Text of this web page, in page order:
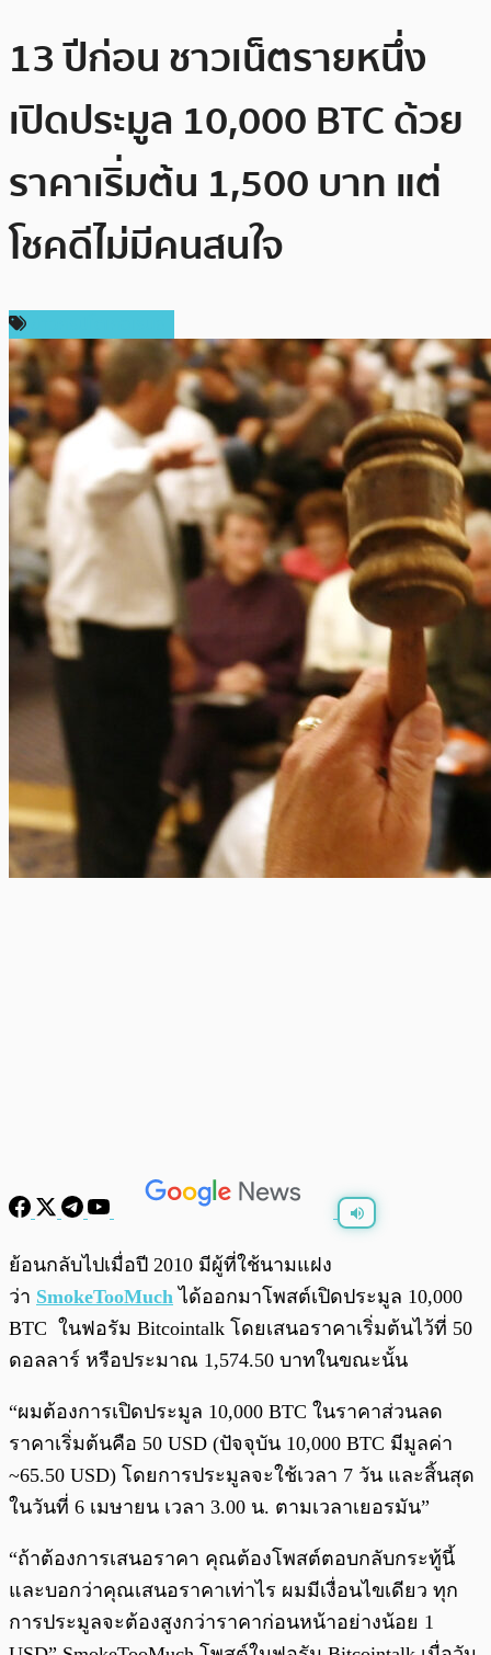
13 ปีก่อน ชาวเน็ตรายหนึ่ง
เปิดประมูล 10,000 BTC ด้วย
ราคาเริ่มต้น 1,500 บาท แต่
โชคดีไม่มีคนสนใจ
พร้อมเล่น
ย้อนกลับไปเมื่อปี 2010 มีผู้ที่ใช้นามแฝง
ว่า SmokeTooMuch ได้ออกมาโพสต์เปิดประมูล 10,000
BTC ในฟอรัม Bitcointalk โดยเสนอราคาเริ่มต้นไว้ที่ 50
ดอลลาร์ หรือประมาณ 1,574.50 บาทในขณะนั้น
“ผมต้องการเปิดประมูล 10,000 BTC ในราคาส่วนลด
ราคาเริ่มต้นคือ 50 USD (ปัจจุบัน 10,000 BTC มีมูลค่า
~65.50 USD) โดยการประมูลจะใช้เวลา 7 วัน และสิ้นสุด
ในวันที่ 6 เมษายน เวลา 3.00 น. ตามเวลาเยอรมัน”
“ถ้าต้องการเสนอราคา คุณต้องโพสต์ตอบกลับกระทู้นี้
และบอกว่าคุณเสนอราคาเท่าไร ผมมีเงื่อนไขเดียว ทุก
การประมูลจะต้องสูงกว่าราคาก่อนหน้าอย่างน้อย 1